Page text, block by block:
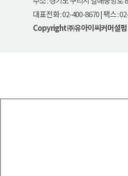
대표전화 :02-400-8670| 팩스 :
Copyright ㈜유아이씨커머셜